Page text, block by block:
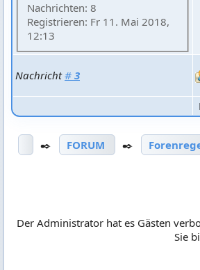
Nachrichten: 8
Registrieren: Fr 11. Mai 2018,
12:13
Nachricht# 3
✒️ FORUM ✒️
Der Administrator hat es Gästen
Sie